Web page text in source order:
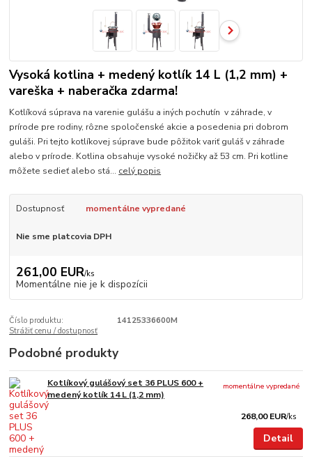
Vysoká kotlina + medený kotlík 14 L (1,2 mm) +
vareška + naberačka zdarma!
Kotlíková súprava na varenie gulášu a iných pochutín v záhrade, v
prírode pre rodiny, rôzne spoločenské akcie a posedenia pri dobrom
guláši. Pri tejto kotlíkovej súprave bude pôžitok variť guláš v záhrade
alebo v prírode. Kotlina obsahuje vysoké nožičky až 53 cm. Pri kotline
môžete sedieť alebo stá... celý popis
Dostupnosť momentálne vypredané
Nie sme platcovia DPH
261,00 EUR/ks
Momentálne nie je k dispozícii
Číslo produktu:
14125336600M
Strážiť cenu / dostupnosť
Podobné produkty
Kotlíkový gulášový set 36 PLUS 600 +
medený kotlík 14 L (1,2 mm)
268,00 EUR/ks
momentálne vypredané
Detail